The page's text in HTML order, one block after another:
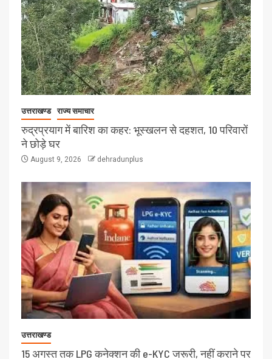
उत्तराखण्ड राज्य समाचार
रुद्रप्रयाग में बारिश का कहर: भूस्खलन से दहशत, 10 परिवारों
ने छोड़े घर
August 9, 2026 dehradunplus
उत्तराखण्ड
15 अगस्त तक LPG कनेक्शन की e-KYC जरूरी, नहीं कराने पर